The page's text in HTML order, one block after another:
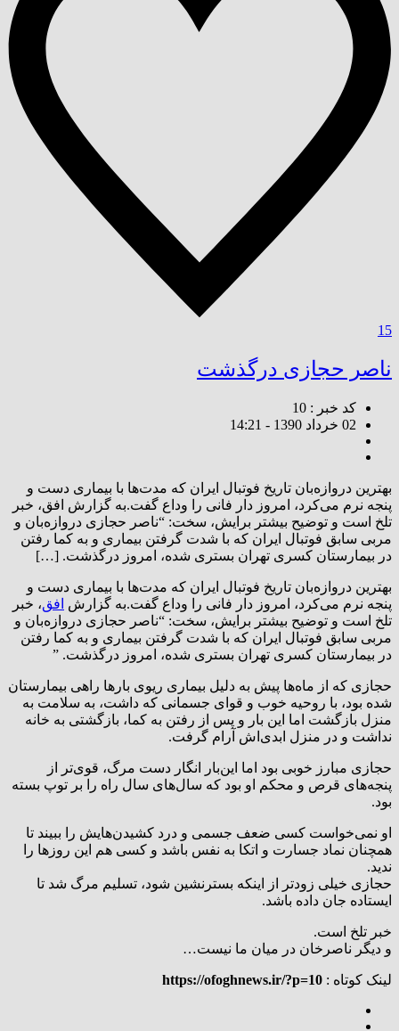
15
ناصر حجازی درگذشت
کد خبر : 10
02 خرداد 1390 - 14:21
بهترین دروازه‌بان تاریخ فوتبال ایران که مدت‌ها با بیماری دست و
پنجه نرم می‌کرد، امروز دار فانی را وداع گفت.به گزارش افق،‌ خبر
تلخ است و توضیح بیشتر برایش،‌ سخت‌: “ناصر حجازی دروازه‌بان و
مربی سابق فوتبال ایران که با شدت گرفتن بیماری و به کما رفتن
در بیمارستان کسری تهران بستری شده، امروز درگذشت. […]
بهترین دروازه‌بان تاریخ فوتبال ایران که مدت‌ها با بیماری دست و
پنجه نرم می‌کرد، امروز دار فانی را وداع گفت.به گزارش افق،‌ خبر
تلخ است و توضیح بیشتر برایش،‌ سخت‌: “ناصر حجازی دروازه‌بان و
مربی سابق فوتبال ایران که با شدت گرفتن بیماری و به کما رفتن
در بیمارستان کسری تهران بستری شده، امروز درگذشت. ”
حجازی که از ماه‌ها پیش به دلیل بیماری ریوی بارها راهی بیمارستان
شده بود، با روحیه خوب و قوای جسمانی‌ که داشت، به سلامت به
منزل بازگشت اما این بار و پس از رفتن به کما، بازگشتی به خانه
نداشت و در منزل ابدی‌اش آرام گرفت.
حجازی مبارز خوبی بود اما این‌بار انگار دست مرگ، قوی‌تر از
پنجه‌های قرص‌ و محکم او بود که سال‌های سال راه را بر توپ بسته
بود.
او نمی‌خواست کسی ضعف جسمی و درد کشیدن‌هایش را ببیند تا
همچنان نماد جسارت و اتکا به نفس باشد و کسی هم این روزها را
ندید.
حجازی خیلی زودتر از اینکه بسترنشین شود، تسلیم مرگ شد تا
ایستاده جان داده باشد.
خبر تلخ است.
و دیگر ناصرخان در میان ما نیست…
لینک کوتاه : https://ofoghnews.ir/?p=10